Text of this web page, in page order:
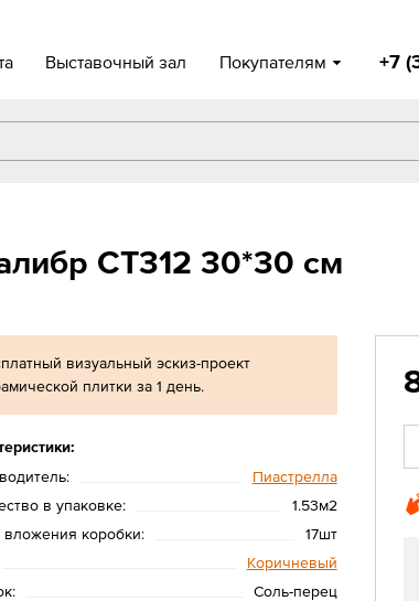
Выставочный зал Покупателям +7
СТ312 30*30 см
визуальный эскиз-проект
плитки за 1 день.
Пиастрелла
в упаковке:
1.53м2
коробки:
17шт
Коричневый
Соль-перец